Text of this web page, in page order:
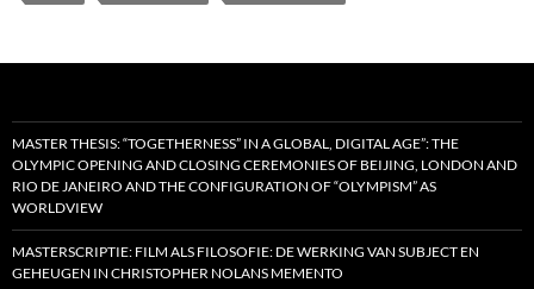
MASTER THESIS: “TOGETHERNESS” IN A GLOBAL, DIGITAL AGE”: THE
OLYMPIC OPENING AND CLOSING CEREMONIES OF BEIJING, LONDON AND
RIO DE JANEIRO AND THE CONFIGURATION OF “OLYMPISM” AS
WORLDVIEW
MASTERSCRIPTIE: FILM ALS FILOSOFIE: DE WERKING VAN SUBJECT EN
GEHEUGEN IN CHRISTOPHER NOLANS MEMENTO